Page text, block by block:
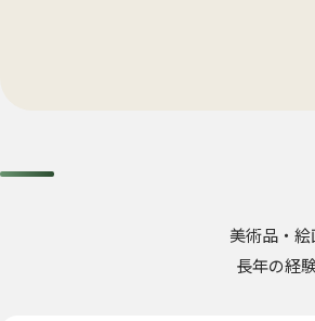
美術品・絵
長年の経